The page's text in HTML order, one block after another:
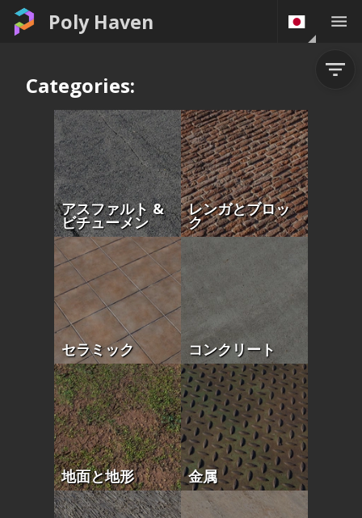
Poly Haven
Categories:
アスファルト &
ビチューメン
レンガとブロッ
ク
セラミック コンクリート
地面と地形 金属